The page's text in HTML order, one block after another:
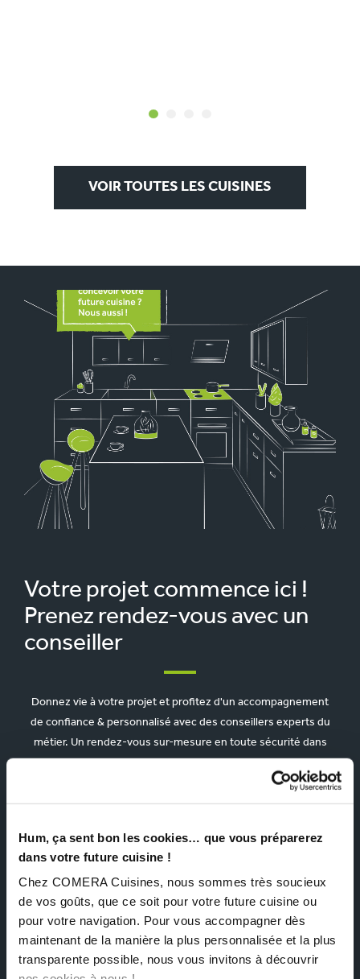
Hum, ça sent bon les cookies… que vous préparerez
dans votre future cuisine !
Chez COMERA Cuisines, nous sommes très soucieux
de vos goûts, que ce soit pour votre future cuisine ou
pour votre navigation. Pour vous accompagner dès
maintenant de la manière la plus personnalisée et la plus
transparente possible, nous vous invitons à découvrir
VOIR TOUTES LES CUISINES
Votre projet commence ici !
Prenez rendez-vous avec un
conseiller
Donnez vie à votre projet et profitez d'un accompagnement
de confiance & personnalisé avec des conseillers experts du
métier. Un rendez-vous sur-mesure en toute sécurité dans
votre magasin proche de chez vous.
Prénom
nom *